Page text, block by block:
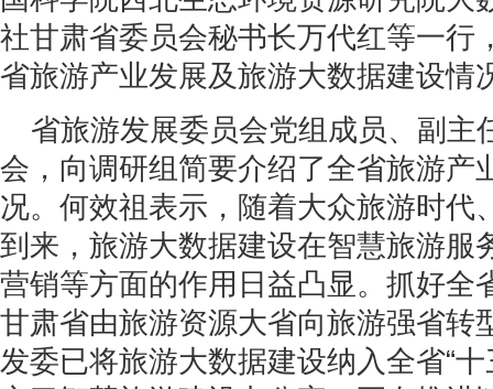
社甘肃省委员会秘书长万代红等一行
省旅游产业发展及旅游大数据建设情
省旅游发展委员会党组成员、副主
会，向调研组简要介绍了全省旅游产
况。何效祖表示，随着大众旅游时代
到来，旅游大数据建设在智慧旅游服
营销等方面的作用日益凸显。抓好全
甘肃省由旅游资源大省向旅游强省转
发委已将旅游大数据建设纳入全省“